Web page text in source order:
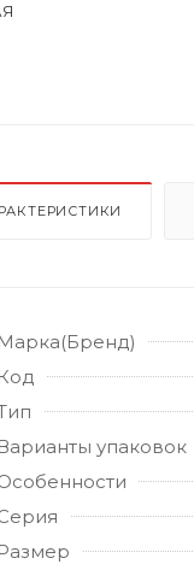
Марка(Бренд)
Код
Варианты упаковок
Размер